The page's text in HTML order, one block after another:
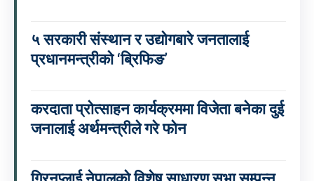
५ सरकारी संस्थान र उद्योगबारे जनतालाई
प्रधानमन्त्रीको ‘ब्रिफिङ’
करदाता प्रोत्साहन कार्यक्रममा विजेता बनेका दुई
जनालाई अर्थमन्त्रीले गरे फोन